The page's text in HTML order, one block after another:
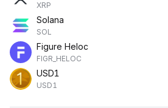
XRP
Solana
SOL
Figure Heloc
FIGR_HELOC
USD1
USD1